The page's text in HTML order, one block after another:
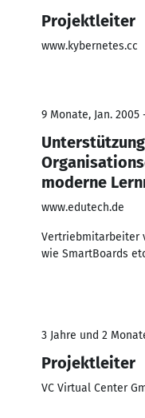
Projektleiter
www.kybernetes.cc
9 Monate, Jan. 2005
Unterstützung
moderne
www.edutech.de
Vertriebmitarbeiter
wie SmartBoards
3 Jahre und 2
Projektleiter
VC Virtual Center